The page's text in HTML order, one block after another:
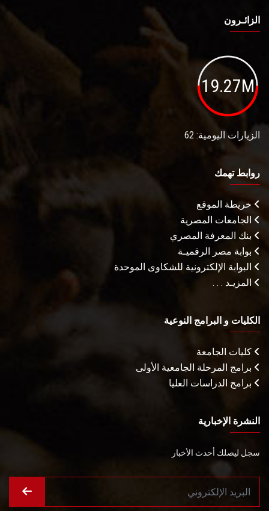
الزائـرون
19.27M
الزيارات اليومية: 62
روابط تهمك
خريطة الموقع
الجامعات المصرية
بنك المعرفة المصري
بوابة مصر الرقميـة
البوابة الإلكترونية للشكاوى الموحدة
المزيـد . . .
الكليات و البرامج النوعية
كليات الجامعة
برامج المرحلة الجامعية الأولى
برامج الدراسات العليا
النشرة الإخبارية
سجل ليصلك أحدث الأخبار